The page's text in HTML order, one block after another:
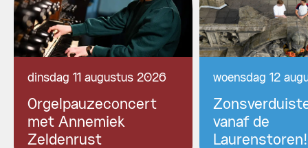
dinsdag 11 augustus 2026
Orgelpauzeconcert
met Annemiek
Zeldenrust
woensdag 12
vanaf de
Laurenstoren!